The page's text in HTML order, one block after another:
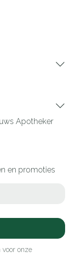
Apotheker
en promoties
voor onze